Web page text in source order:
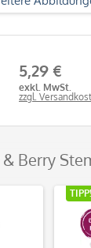
5,29 €
exkl. MwSt.
zzgl.
Berry
TIPP!